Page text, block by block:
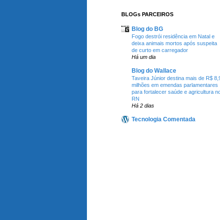
BLOGs PARCEIROS
Blog do BG
Fogo destrói residência em Natal e
deixa animais mortos após suspeita
de curto em carregador
Há um dia
Blog do Wallace
Taveira Júnior destina mais de R$
milhões em emendas parlamentares
para fortalecer saúde e agricultura
RN
Há 2 dias
Tecnologia Comentada